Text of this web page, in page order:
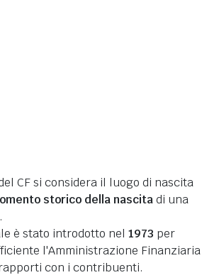
CF si considera il luogo di nascita
storico della nascitadi una
è stato introdotto nel 1973 per
l'Amministrazione Finanziaria
con i contribuenti.